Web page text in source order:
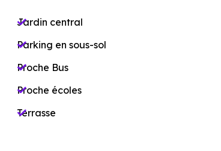
Jardin central
Parking en sous-sol
Proche Bus
Proche écoles
Terrasse